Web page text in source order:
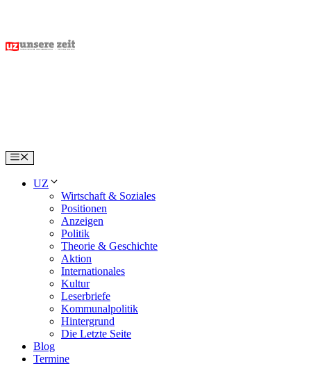
content
Menu
UZ
Wirtschaft & Soziales
Positionen
Anzeigen
Politik
Theorie & Geschichte
Aktion
Internationales
Kultur
Leserbriefe
Kommunalpolitik
Hintergrund
Die Letzte Seite
Blog
Termine